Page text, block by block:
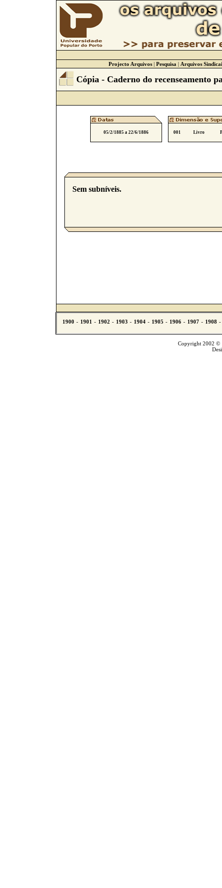
Projecto Arquivos| Pesquisa | Arquivos
Cópia - Caderno do recenseamento
05/2/1885 a 22/6/1886 001 Livro
Sem subníveis.
Copyright 2002 ©